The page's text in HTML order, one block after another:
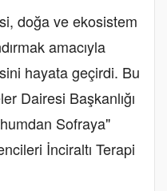
doğa ve ekosistem
amacıyla
hayata geçirdi. Bu
Dairesi Başkanlığı
Sofraya"
İnciraltı Terapi